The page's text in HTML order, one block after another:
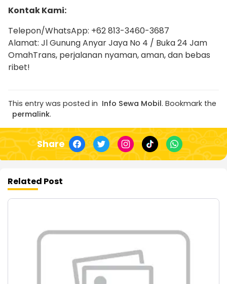
Kontak Kami:
Telepon/WhatsApp: +62 813-3460-3687
Alamat: Jl Gunung Anyar Jaya No 4 / Buka 24 Jam
OmahTrans, perjalanan nyaman, aman, dan bebas
ribet!
This entry was posted in Info Sewa Mobil. Bookmark the
permalink.
Share
Related Post